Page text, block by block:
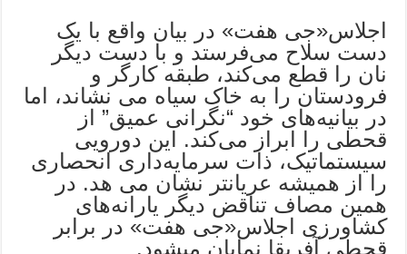
اجلاس«جی هفت» در بیان واقع با یک
دست سلاح می‌فرستد و با دست دیگر
نان را قطع می‌کند، طبقه کارگر و
فرودستان را به خاک سیاه می نشاند، اما
در بیانیه‌های خود “نگرانی عمیق” از
قحطی را ابراز می‌کند. این دورویی
سیستماتیک، ذات سرمایه‌داری انحصاری
را از همیشه عریانتر نشان می هد. در
همین مصاف تناقض دیگر یارانه‌های
کشاورزی اجلاس«جی هفت» در برابر
قحطی آفریقا نمایان میشود.